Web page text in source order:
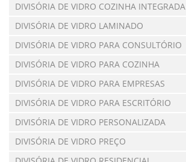
DIVISÓRIA DE VIDRO COZINHA INTEGRADA
DIVISÓRIA DE VIDRO LAMINADO
DIVISÓRIA DE VIDRO PARA CONSULTÓRIO
DIVISÓRIA DE VIDRO PARA COZINHA
DIVISÓRIA DE VIDRO PARA EMPRESAS
DIVISÓRIA DE VIDRO PARA ESCRITÓRIO
DIVISÓRIA DE VIDRO PERSONALIZADA
DIVISÓRIA DE VIDRO PREÇO